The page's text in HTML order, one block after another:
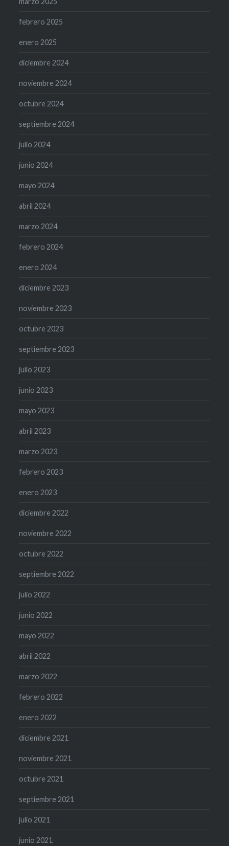
febrero 2025
enero 2025
diciembre 2024
noviembre 2024
octubre 2024
septiembre 2024
julio 2024
junio 2024
mayo 2024
abril 2024
marzo 2024
febrero 2024
enero 2024
diciembre 2023
noviembre 2023
octubre 2023
septiembre 2023
julio 2023
junio 2023
mayo 2023
abril 2023
marzo 2023
febrero 2023
enero 2023
diciembre 2022
noviembre 2022
octubre 2022
septiembre 2022
julio 2022
junio 2022
mayo 2022
abril 2022
marzo 2022
febrero 2022
enero 2022
diciembre 2021
noviembre 2021
octubre 2021
septiembre 2021
julio 2021
junio 2021